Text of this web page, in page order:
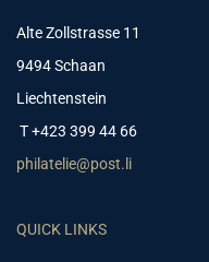
Alte Zollstrasse 11
9494 Schaan
Liechtenstein
T +423 399 44 66
philatelie@post.li
QUICK LINKS